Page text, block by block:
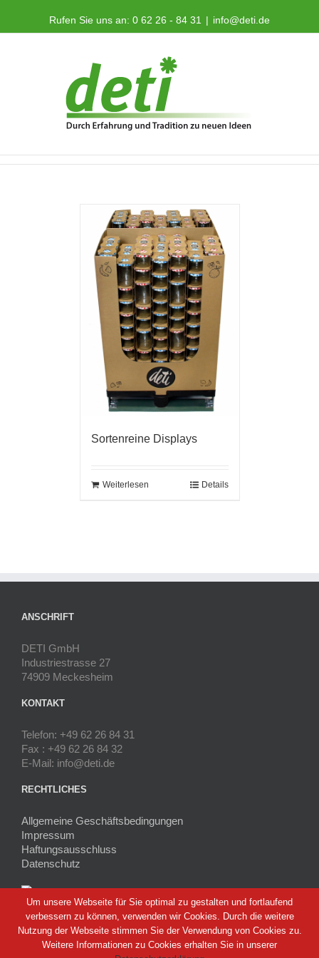
Rufen Sie uns an: 0 62 26 - 84 31 | info@deti.de
Sortenreine Displays
Weiterlesen Details
ANSCHRIFT
DETI GmbH
Industriestrasse 27
74909 Meckesheim
KONTAKT
Telefon: +49 62 26 84 31
Fax : +49 62 26 84 32
E-Mail: info@deti.de
RECHTLICHES
Allgemeine Geschäftsbedingungen
Impressum
Haftungsausschluss
Datenschutz
Um unsere Webseite für Sie optimal zu gestalten und fortlaufend
verbessern zu können, verwenden wir Cookies. Durch die weitere
Nutzung der Webseite stimmen Sie der Verwendung von Cookies zu.
Weitere Informationen zu Cookies erhalten Sie in unserer